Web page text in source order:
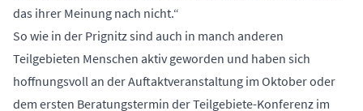
das ihrer Meinung nach nicht.“
So wie in der Prignitz sind auch in manch anderen
Teilgebieten Menschen aktiv geworden und haben sich
hoffnungsvoll an der Auftaktveranstaltung im Oktober oder
dem ersten Beratungstermin der Teilgebiete-Konferenz im